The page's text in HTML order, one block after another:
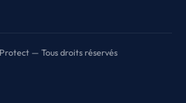
— Tous droits réservés